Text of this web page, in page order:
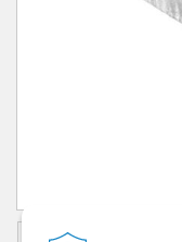
Obj. číslo: